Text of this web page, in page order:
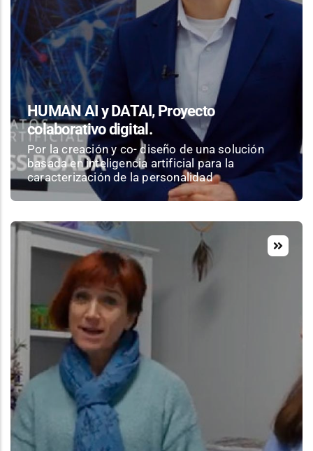
HUMAN AI y DATAI, Proyecto
colaborativo digital.
Por la creación y co- diseño de una solución
basada en inteligencia artificial para la
caracterización de la personalidad